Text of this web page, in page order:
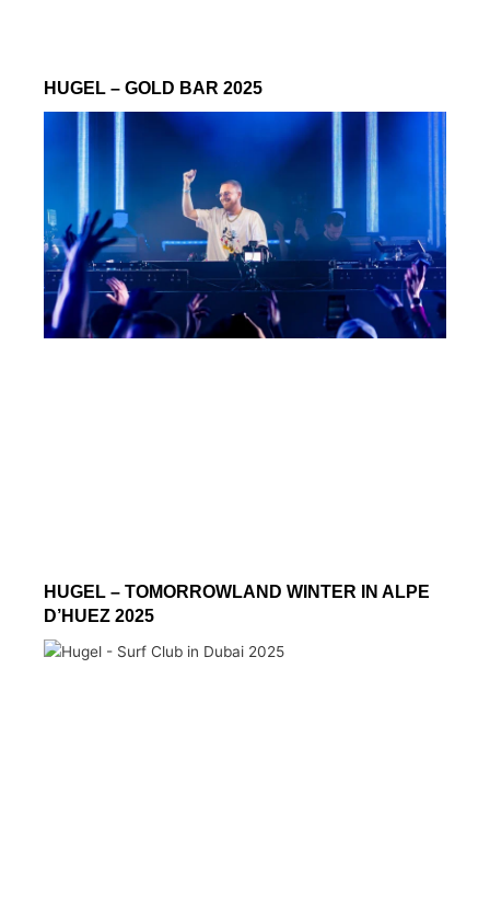
HUGEL – GOLD BAR 2025
HUGEL – TOMORROWLAND WINTER IN ALPE
D’HUEZ 2025